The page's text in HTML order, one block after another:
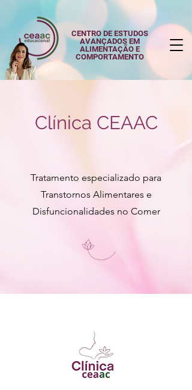
CENTRO DE ESTUDOS
AVANÇADOS EM
ALIMENTAÇÃO E
COMPORTAMENTO
Clínica CEAAC
Tratamento especializado para
Transtornos Alimentares e
Disfuncionalidades no Comer